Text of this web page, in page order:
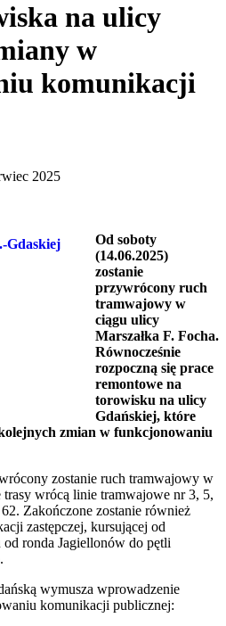
na ulicy
w
komunikacji
2025
Od soboty
(14.06.2025)
zostanie
przywrócony ruch
tramwajowy w
ciągu ulicy
Marszałka F. Focha.
Równocześnie
rozpoczną się prace
remontowe na
torowisku na ulicy
Gdańskiej, które
zmian w funkcjonowaniu
zostanie ruch tramwajowy w
trasy wrócą linie tramwajowe nr 3, 5,
Zakończone zostanie również
zastępczej, kursującej od
ronda Jagiellonów do pętli
wymusza wprowadzenie
komunikacji publicznej: